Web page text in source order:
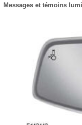
Messages et témoins